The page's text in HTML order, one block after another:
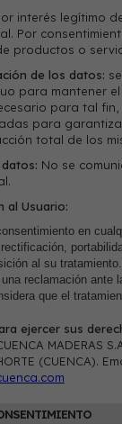
interés legítimo
Por
productos o
de los datos:
para mantener
para tal fin,
para
total de los
No se
al Usuario:
en
al su tratamiento.
reclamación ante
que el
ejercer sus
MADERAS
(CUENCA).